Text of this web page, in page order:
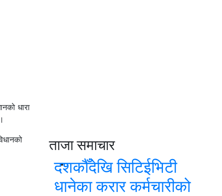
धारा
ताजा समाचार
दशकौँदेखि सिटिईभिटी
धानेका करार कर्मचारीको